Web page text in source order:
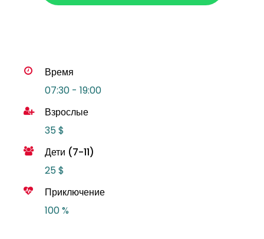
Время
07:30 - 19:00
Взрослые
35 $
Дети (7-11)
25 $
Приключение
100 %